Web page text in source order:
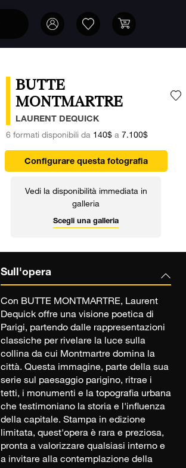
BUTTE
MONTMARTRE
LAURENT DEQUICK
6 formati disponibili da 140$a 7.100$
Configurare questa fotografia
Vedi la disponibilità immediata in
galleria
Scegli una galleria
Sull'opera
Con BUTTE MONTMARTRE, Laurent
Dequick offre una visione poetica di
Parigi, partendo dalle rappresentazioni
classiche per rivelare la luce sulla
collina da cui Montmartre domina la
città. Questa immagine, parte della sua
serie sul paesaggio parigino, ritrae i
tetti, i monumenti e la topografia urbana
che testimoniano la storia e l'influenza
della capitale. Stampa in edizione
limitata, quest'opera è rara e preziosa,
pronta a valorizzare qualsiasi interno e
a invitare alla contemplazione della